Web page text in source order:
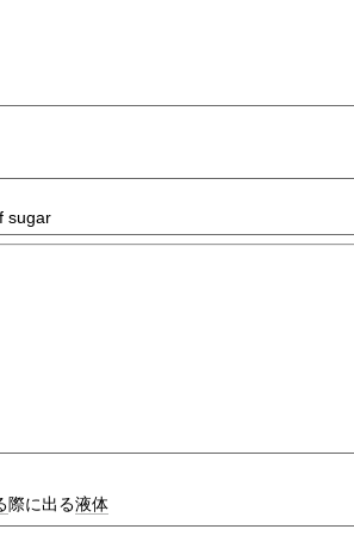
sugar
際に出る液体